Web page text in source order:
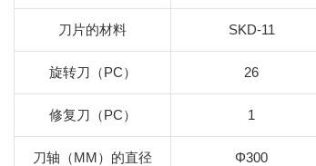
刀片的材料 SKD-11
旋转刀（PC） 26
修复刀（PC） 1
刀轴（MM）的直径 Φ300